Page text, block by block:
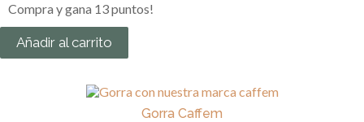
Compra y gana 13 puntos!
Añadir al carrito
Gorra Caffem